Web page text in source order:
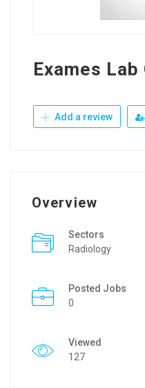
Exames Lab
Add a review
Overview
Sectors
Radiology
Posted Jobs
0
Viewed
127